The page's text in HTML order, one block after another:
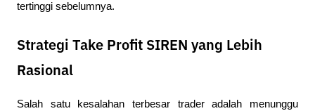
tertinggi sebelumnya.
Strategi Take Profit SIREN yang Lebih
Rasional
Salah satu kesalahan terbesar trader adalah menunggu